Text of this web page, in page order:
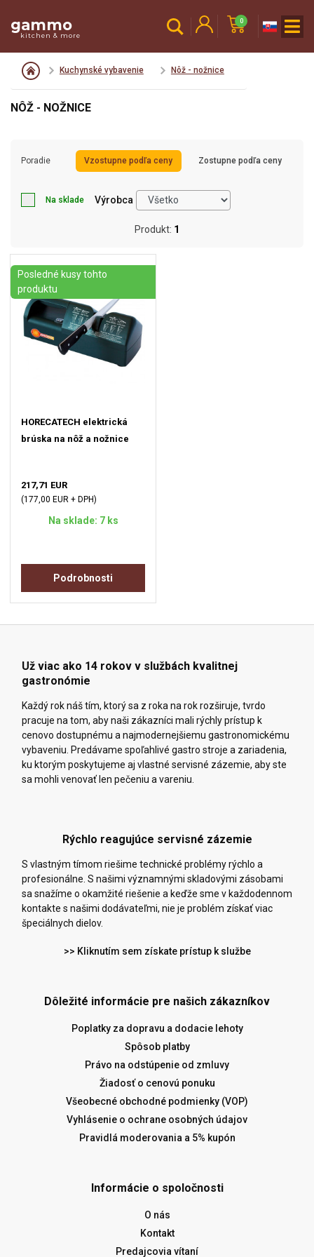
gammo
kitchen & more
0
Kuchynské vybavenie Nôž - nožnice
NÔŽ - NOŽNICE
Poradie Vzostupne podľa ceny Zostupne podľa ceny
Na sklade Výrobca
Produkt: 1
Posledné kusy tohto
produktu
HORECATECH elektrická
brúska na nôž a nožnice
217,71 EUR
(177,00 EUR + DPH)
Na sklade: 7 ks
Podrobnosti
Už viac ako 14 rokov v službách kvalitnej
gastronómie
Každý rok náš tím, ktorý sa z roka na rok rozširuje, tvrdo
pracuje na tom, aby naši zákazníci mali rýchly prístup k
cenovo dostupnému a najmodernejšiemu gastronomickému
vybaveniu. Predávame spoľahlivé gastro stroje a zariadenia,
ku ktorým poskytujeme aj vlastné servisné zázemie, aby ste
sa mohli venovať len pečeniu a vareniu.
Rýchlo reagujúce servisné zázemie
S vlastným tímom riešime technické problémy rýchlo a
profesionálne. S našimi významnými skladovými zásobami
sa snažíme o okamžité riešenie a keďže sme v každodennom
kontakte s našimi dodávateľmi, nie je problém získať viac
špeciálnych dielov.
>> Kliknutím sem získate prístup k službe
Dôležité informácie pre našich zákazníkov
Poplatky za dopravu a dodacie lehoty
Spôsob platby
Právo na odstúpenie od zmluvy
Žiadosť o cenovú ponuku
Všeobecné obchodné podmienky (VOP)
Vyhlásenie o ochrane osobných údajov
Pravidlá moderovania a 5% kupón
Informácie o spoločnosti
O nás
Kontakt
Predajcovia vítaní